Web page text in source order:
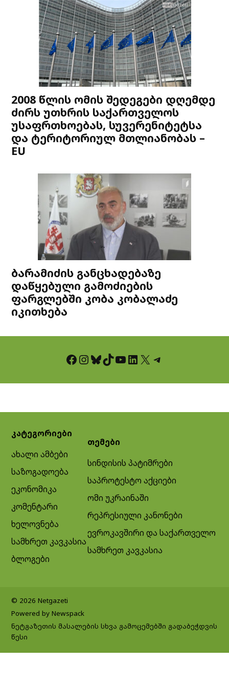
2008 წლის ომის შედეგები დღემდე
ძირს უთხრის საქართველოს
უსაფრთხოებას, სუვერენიტეტსა
და ტერიტორიულ მთლიანობას –
EU
ბარამიძის განცხადებაზე
დაწყებული გამოძიების
ფარგლებში კობა კობალაძე
იკითხება
Facebook InstagramBluesky TikTok YouTube LinkedIn X Telegram
კატეგორიები
ახალი ამბები
საზოგადოება
ეკონომიკა
კომენტარი
ხელოვნება
სამხრეთ კავკასია
ბლოგები
თემები
სინდისის პატიმრები
საპროტესტო აქციები
ომი უკრაინაში
რეპრესიული კანონები
ევროკავშირი და საქართველო
სამხრეთ კავკასია
© 2026 Netgazeti
Powered by Newspack
ნეტგაზეთის მასალების სხვა გამოცემებში გადაბეჭდვის
წესი